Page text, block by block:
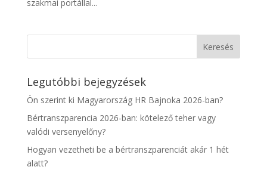
szakmai portállal...
Legutóbbi bejegyzések
Ön szerint ki Magyarország HR Bajnoka 2026-ban?
Bértranszparencia 2026-ban: kötelező teher vagy
valódi versenyelőny?
Hogyan vezetheti be a bértranszparenciát akár 1 hét
alatt?